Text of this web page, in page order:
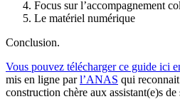
Focus sur l’accompagnement
Le matériel numérique
Conclusion.
Vous pouvez télécharger ce guide ici
mis en ligne parl’ANAS qui
construction chère aux assistant(e)s